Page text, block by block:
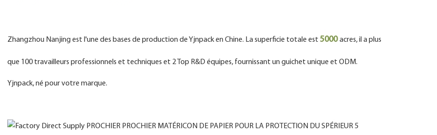
Zhangzhou Nanjing est l'une des bases de production de Yjnpack en Chine. La superficie totale est 5000acres, il a plus
que 100 travailleurs professionnels et techniques et 2 Top R&D équipes, fournissant un guichet unique et ODM.
Yjnpack, né pour votre marque.